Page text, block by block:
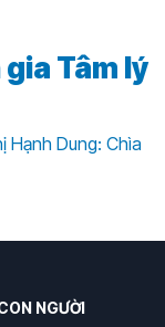
Tâm lý
Hạnh Dung: Chìa
NGƯỜI